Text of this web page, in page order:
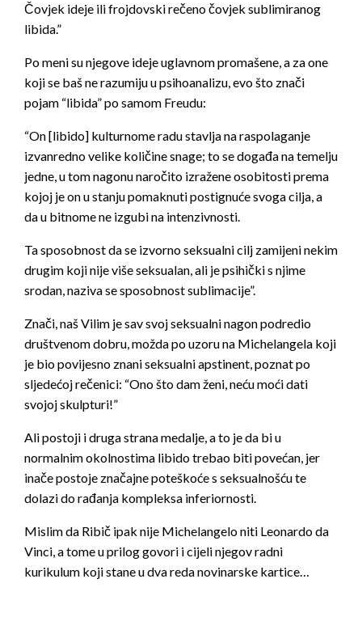
Čovjek ideje ili frojdovski rečeno čovjek sublimiranog
libida.”
Po meni su njegove ideje uglavnom promašene, a za one
koji se baš ne razumiju u psihoanalizu, evo što znači
pojam “libida” po samom Freudu:
“On [libido] kulturnome radu stavlja na raspolaganje
izvanredno velike količine snage; to se događa na temelju
jedne, u tom nagonu naročito izražene osobitosti prema
kojoj je on u stanju pomaknuti postignuće svoga cilja, a
da u bitnome ne izgubi na intenzivnosti.
Ta sposobnost da se izvorno seksualni cilj zamijeni nekim
drugim koji nije više seksualan, ali je psihički s njime
srodan, naziva se sposobnost sublimacije”.
Znači, naš Vilim je sav svoj seksualni nagon podredio
društvenom dobru, možda po uzoru na Michelangela koji
je bio povijesno znani seksualni apstinent, poznat po
sljedećoj rečenici: “Ono što dam ženi, neću moći dati
svojoj skulpturi!”
Ali postoji i druga strana medalje, a to je da bi u
normalnim okolnostima libido trebao biti povećan, jer
inače postoje značajne poteškoće s seksualnošću te
dolazi do rađanja kompleksa inferiornosti.
Mislim da Ribič ipak nije Michelangelo niti Leonardo da
Vinci, a tome u prilog govori i cijeli njegov radni
kurikulum koji stane u dva reda novinarske kartice…